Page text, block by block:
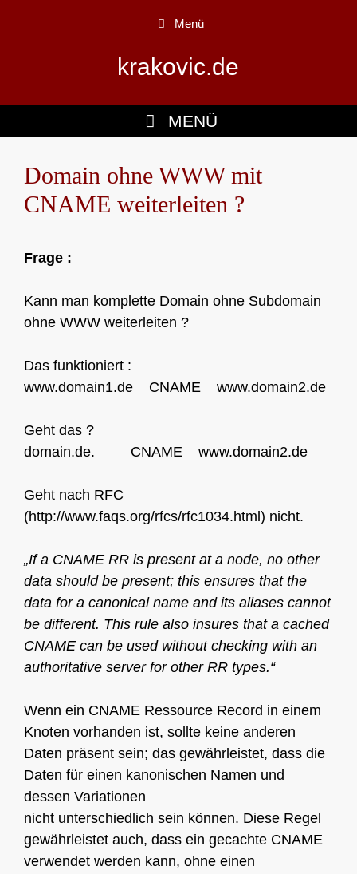
Menü
krakovic.de
MENÜ
Domain ohne WWW mit
CNAME weiterleiten ?
Frage :
Kann man komplette Domain ohne Subdomain
ohne WWW weiterleiten ?
Das funktioniert :
www.domain1.de CNAME www.domain2.de
Geht das ?
domain.de. CNAME www.domain2.de
Geht nach RFC
(http://www.faqs.org/rfcs/rfc1034.html) nicht.
„If a CNAME RR is present at a node, no other
data should be present; this ensures that the
data for a canonical name and its aliases cannot
be different. This rule also insures that a cached
CNAME can be used without checking with an
authoritative server for other RR types.“
Wenn ein CNAME Ressource Record in einem
Knoten vorhanden ist, sollte keine anderen
Daten präsent sein; das gewährleistet, dass die
Daten für einen kanonischen Namen und
dessen Variationen
nicht unterschiedlich sein können. Diese Regel
gewährleistet auch, dass ein gecachte CNAME
verwendet werden kann, ohne einen